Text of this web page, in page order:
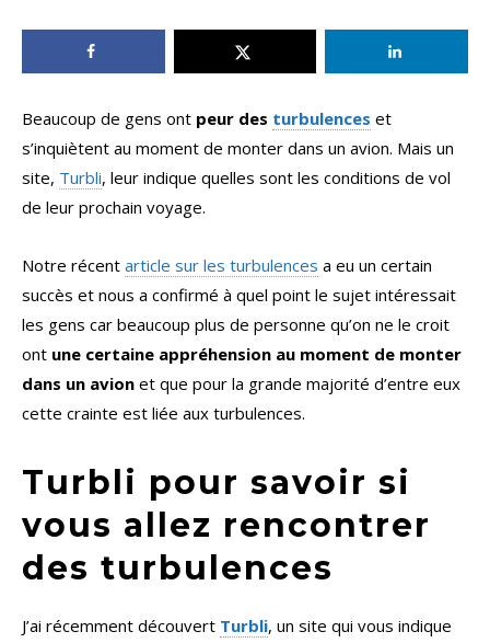
Beaucoup de gens ont peur des turbulences et
s’inquiètent au moment de monter dans un avion. Mais un
site, Turbli, leur indique quelles sont les conditions de vol
de leur prochain voyage.
Notre récent article sur les turbulences a eu un certain
succès et nous a confirmé à quel point le sujet intéressait
les gens car beaucoup plus de personne qu’on ne le croit
ont une certaine appréhension au moment de monter
dans un avion et que pour la grande majorité d’entre eux
cette crainte est liée aux turbulences.
Turbli pour savoir si
vous allez rencontrer
des turbulences
J’ai récemment découvert Turbli, un site qui vous indique